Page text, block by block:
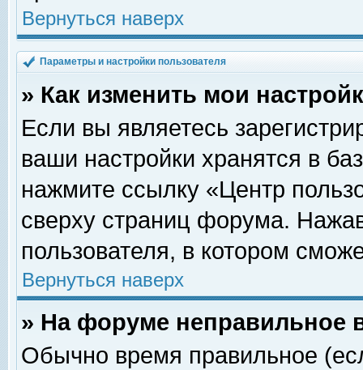
Вернуться наверх
Параметры и настройки пользователя
» Как изменить мои
Если вы являетесь
ваши настройки хранятся в
нажмите ссылку «Центр
сверху страниц форума.
пользователя, в котором
Вернуться наверх
» На форуме неправильное
Обычно время правильное